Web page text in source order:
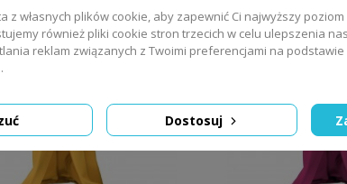
z własnych plików cookie, aby zapewnić Ci najwyższy
również pliki cookie stron trzecich w celu ulepszenia
reklam związanych z Twoimi preferencjami na
Dostosuj